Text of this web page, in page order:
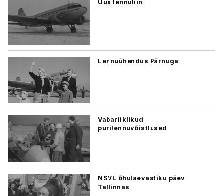
Uus lennuliin
Lennuühendus Pärnuga
Vabariiklikud
purilennuvõistlused
NSVL õhulaevastiku päev
Tallinnas